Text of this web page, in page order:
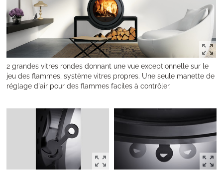
2 grandes vitres rondes donnant une vue exceptionnelle sur le
jeu des flammes, système vitres propres. Une seule manette de
réglage d'air pour des flammes faciles à contrôler.